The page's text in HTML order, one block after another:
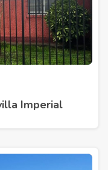
Imperial